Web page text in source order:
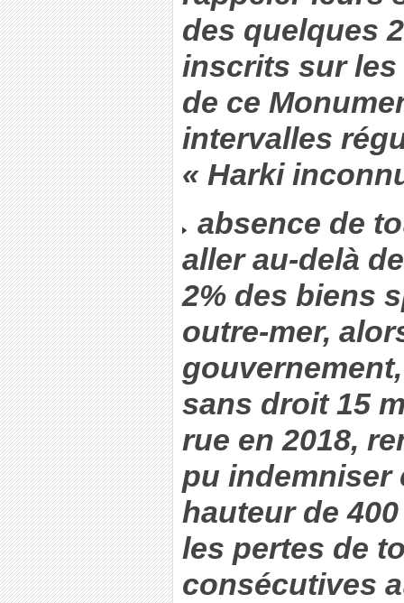
des quelques
inscrits sur
de ce
intervalles
« Harki
absence de
aller au-delà
2% des biens
outre-mer,
sans droit 15
rue en 2018,
pu indemniser
hauteur de
les pertes de
consécutives